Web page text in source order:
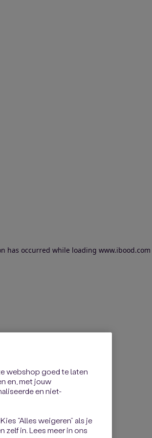
has occurred while loading www.ibood.com
webshop goed te laten
en, met jouw
en niet-
“Alles weigeren” als je
in. Lees meer in ons